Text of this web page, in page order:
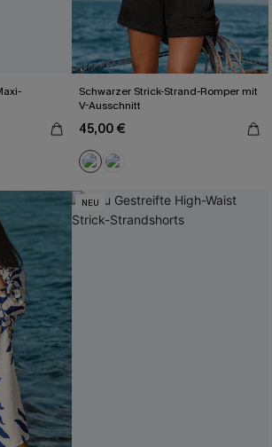
Schwarzer Strick-Strand-Romper mit
V-Ausschnitt
45,00 €
NEU